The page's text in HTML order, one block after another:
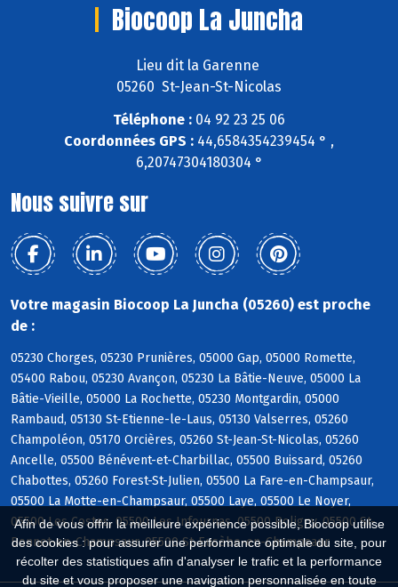
Afin de vous offrir la meilleure expérience possible, Biocoop utilise
des cookies : pour assurer une performance optimale du site, pour
récolter des statistiques afin d'analyser le trafic et la performance
du site et vous proposer une navigation personnalisée en toute
Biocoop La Juncha
Lieu dit la Garenne
05260 St-Jean-St-Nicolas
Téléphone : 04 92 23 25 06
Coordonnées GPS : 44,6584354239454 ° ,
6,20747304180304 °
Nous suivre sur
Votre magasin Biocoop La Juncha (05260) est proche
de :
05230 Chorges, 05230 Prunières, 05000 Gap, 05000 Romette,
05400 Rabou, 05230 Avançon, 05230 La Bâtie-Neuve, 05000 La
Bâtie-Vieille, 05000 La Rochette, 05230 Montgardin, 05000
Rambaud, 05130 St-Etienne-le-Laus, 05130 Valserres, 05260
Champoléon, 05170 Orcières, 05260 St-Jean-St-Nicolas, 05260
Ancelle, 05500 Bénévent-et-Charbillac, 05500 Buissard, 05260
Chabottes, 05260 Forest-St-Julien, 05500 La Fare-en-Champsaur,
05500 La Motte-en-Champsaur, 05500 Laye, 05500 Le Noyer,
05500 Les Costes, 05500 Les Infournas, 05500 Poligny, 05500 St-
Bonnet-en-Champsaur, 05500 St-Eusèbe-en-Champsaur